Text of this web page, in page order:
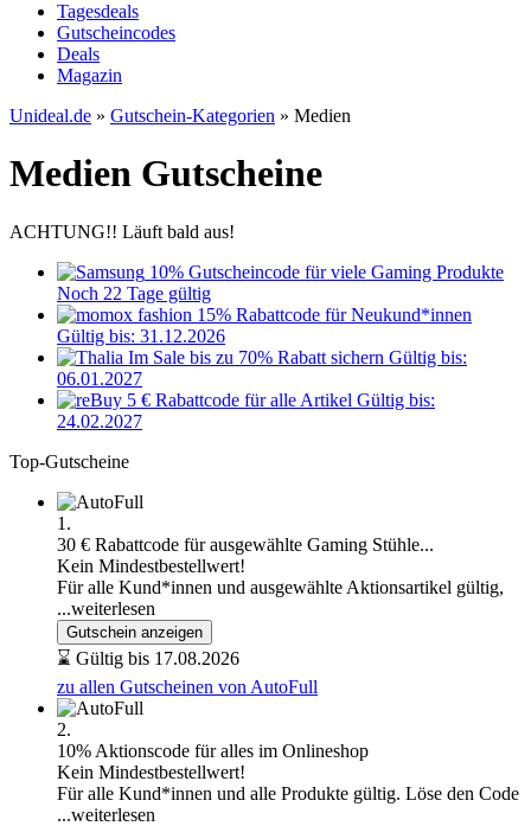
Tagesdeals
Gutscheincodes
Deals
Magazin
Unideal.de » Gutschein-Kategorien » Medien
Medien Gutscheine
ACHTUNG!! Läuft bald aus!
10% Gutscheincode für viele Gaming Produkte
Noch 22 Tage gültig
15% Rabattcode für Neukund*innen
Gültig bis: 31.12.2026
Im Sale bis zu 70% Rabatt sichern Gültig bis:
06.01.2027
5 € Rabattcode für alle Artikel Gültig bis:
24.02.2027
Top-Gutscheine
1.
30 € Rabattcode für ausgewählte Gaming Stühle...
Kein Mindestbestellwert!
Für alle Kund*innen und ausgewählte Aktionsartikel gültig,
...weiterlesen
Gutschein anzeigen
⌛ Gültig bis 17.08.2026
zu allen Gutscheinen von AutoFull
2.
10% Aktionscode für alles im Onlineshop
Kein Mindestbestellwert!
Für alle Kund*innen und alle Produkte gültig. Löse den Code
...weiterlesen